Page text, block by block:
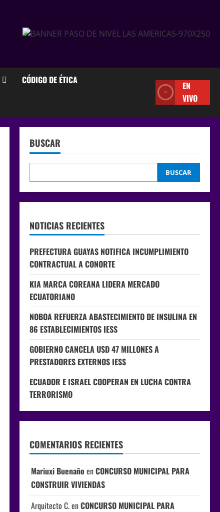
CÓDIGO DE ÉTICA
EN
VIVO
BUSCAR
BUSCAR
NOTICIAS RECIENTES
PREFECTURA GUAYAS NOTIFICA INCUMPLIMIENTO
CONTRACTUAL A CONORTE
KIA MARCA COREANA LIDERA MERCADO
ECUATORIANO
NOBOA REFUERZA ABASTECIMIENTO DE INSULINA EN
86 ESTABLECIMIENTOS IESS
GOBIERNO CANCELA USD 47 MILLONES A
PRESTADORES EXTERNOS IESS
ECUADOR E ISRAEL COOPERAN EN LUCHA CONTRA
TERRORISMO
COMENTARIOS RECIENTES
Mariuxi Buenaño enCONCURSO MUNICIPAL PARA
CONSTRUIR VIVIENDAS
Arquitecto C.enCONCURSO MUNICIPAL PARA